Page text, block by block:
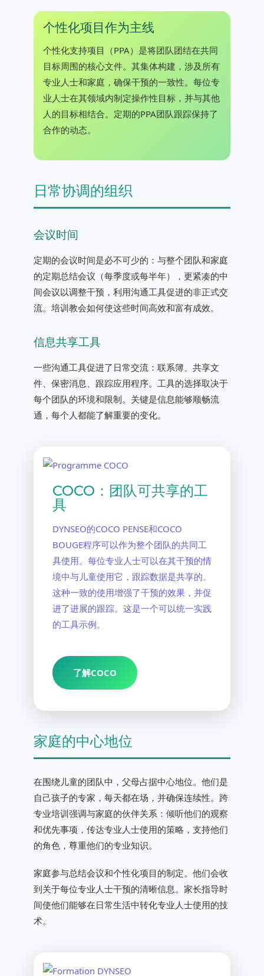
个性化项目作为主线
个性化支持项目（PPA）是将团队团结在共同
目标周围的核心文件。其集体构建，涉及所有
专业人士和家庭，确保干预的一致性。每位专
业人士在其领域内制定操作性目标，并与其他
人的目标相结合。定期的PPA团队跟踪保持了
合作的动态。
日常协调的组织
会议时间
定期的会议时间是必不可少的：与整个团队和家庭
的定期总结会议（每季度或每半年），更紧凑的中
间会议以调整干预，利用沟通工具促进的非正式交
流。培训教会如何使这些时间高效和富有成效。
信息共享工具
一些沟通工具促进了日常交流：联系簿、共享文
件、保密消息、跟踪应用程序。工具的选择取决于
每个团队的环境和限制。关键是信息能够顺畅流
通，每个人都能了解重要的变化。
COCO：团队可共享的工
具
DYNSEO的COCO PENSE和COCO
BOUGE程序可以作为整个团队的共同工
具使用。每位专业人士可以在其干预的情
境中与儿童使用它，跟踪数据是共享的。
这种一致的使用增强了干预的效果，并促
进了进展的跟踪。这是一个可以统一实践
的工具示例。
了解COCO
家庭的中心地位
在围绕儿童的团队中，父母占据中心地位。他们是
自己孩子的专家，每天都在场，并确保连续性。跨
专业培训强调与家庭的伙伴关系：倾听他们的观察
和优先事项，传达专业人士使用的策略，支持他们
的角色，尊重他们的专业知识。
家庭参与总结会议和个性化项目的制定。他们会收
到关于每位专业人士干预的清晰信息。家长指导时
间使他们能够在日常生活中转化专业人士使用的技
术。